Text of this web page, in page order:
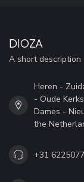
DIOZA
A short description
Heren -
- Oude
Dames -
the
+31